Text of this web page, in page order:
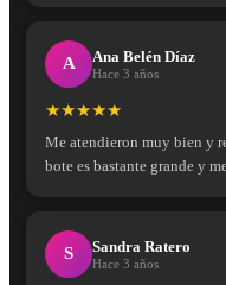
A Ana Belén Díaz
Hace 3 años
★★★★★
Me atendieron muy bien y
bote es bastante grande y
S Sandra Ratero
Hace 3 años